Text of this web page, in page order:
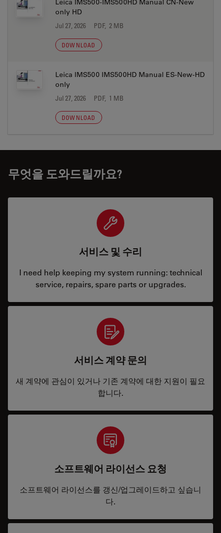
Leica IMS500-IMS500HD Manual CN-New
only HD
Jul 27, 2026 PDF, 2 MB
DOWNLOAD
Leica IMS500 IMS500HD Manual ES-New-HD
only
Jul 27, 2026 PDF, 1 MB
DOWNLOAD
무엇을 도와드릴까요?
서비스 및 수리
I need help keeping my system running: technical
service, repairs, spare parts or upgrades.
서비스 계약 문의
새 계약에 관심이 있거나 기존 계약에 대한 지원이 필요
합니다.
소프트웨어 라이선스 요청
소프트웨어 라이선스를 갱신/업그레이드하고 싶습니
다.